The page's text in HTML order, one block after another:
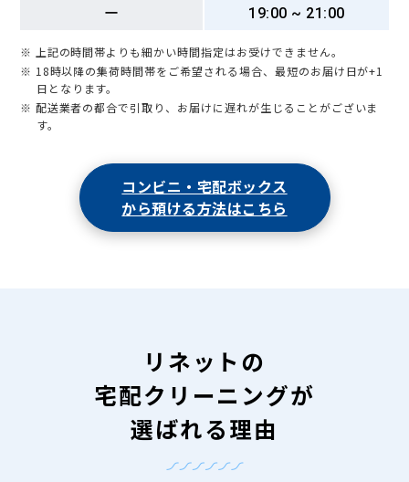
ー
19:00 ~ 21:00
※ 上記の時間帯よりも細かい時間指定はお受けできません。
※ 18時以降の集荷時間帯をご希望される場合、最短のお届け日が+1
日となります。
※ 配送業者の都合で引取り、お届けに遅れが生じることがございま
す。
コンビニ・宅配ボックス
から預ける方法はこちら
リネットの
宅配クリーニングが
選ばれる理由